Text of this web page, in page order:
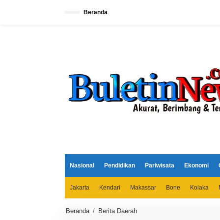
Beranda
Nasional Pendidikan Pariwisata Ekonomi
Jakarta Kendari Makassar Bone Kolaka
Beranda / Berita Daerah